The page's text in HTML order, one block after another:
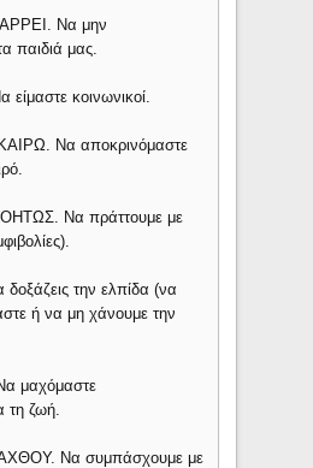
Να μην
παιδιά μας.
κοινωνικοί.
Να αποκρινόμαστε
Να πράττουμε με
την ελπίδα (να
ή να μη χάνουμε την
μαχόμαστε
τη ζωή.
Να συμπάσχουμε με